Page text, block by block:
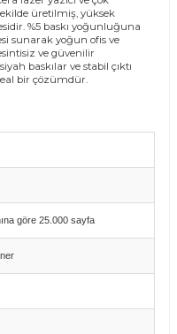
üretilmiş, yüksek
%5 baskı yoğunluğuna
sunarak yoğun ofis ve
ve güvenilir
baskılar ve stabil çıktı
bir çözümdür.
göre 25.000 sayfa